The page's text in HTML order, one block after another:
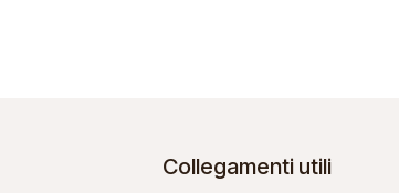
Collegamenti utili